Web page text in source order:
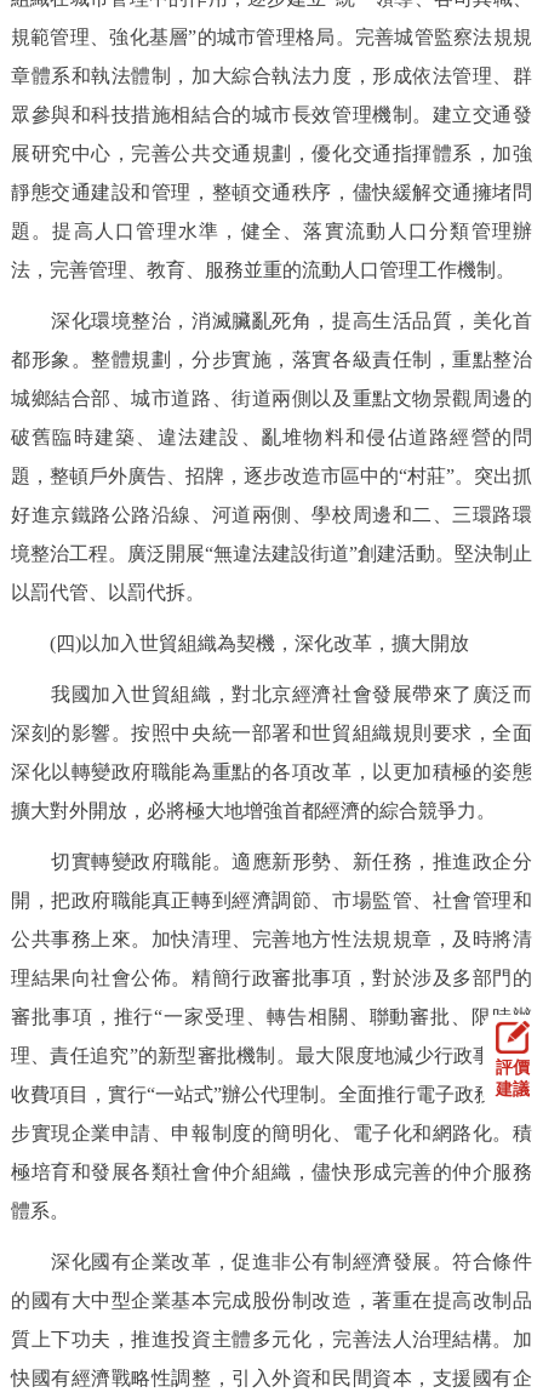
規範管理、強化基層”的城市管理格局。完善城管監察法規規
章體系和執法體制，加大綜合執法力度，形成依法管理、群
眾參與和科技措施相結合的城市長效管理機制。建立交通發
展研究中心，完善公共交通規劃，優化交通指揮體系，加強
靜態交通建設和管理，整頓交通秩序，儘快緩解交通擁堵問
題。提高人口管理水準，健全、落實流動人口分類管理辦
法，完善管理、教育、服務並重的流動人口管理工作機制。
深化環境整治，消滅臟亂死角，提高生活品質，美化首
都形象。整體規劃，分步實施，落實各級責任制，重點整治
城鄉結合部、城市道路、街道兩側以及重點文物景觀周邊的
破舊臨時建築、違法建設、亂堆物料和侵佔道路經營的問
題，整頓戶外廣告、招牌，逐步改造市區中的“村莊”。突出抓
好進京鐵路公路沿線、河道兩側、學校周邊和二、三環路環
境整治工程。廣泛開展“無違法建設街道”創建活動。堅決制止
以罰代管、以罰代拆。
(四)以加入世貿組織為契機，深化改革，擴大開放
我國加入世貿組織，對北京經濟社會發展帶來了廣泛而
深刻的影響。按照中央統一部署和世貿組織規則要求，全面
深化以轉變政府職能為重點的各項改革，以更加積極的姿態
擴大對外開放，必將極大地增強首都經濟的綜合競爭力。
切實轉變政府職能。適應新形勢、新任務，推進政企分
開，把政府職能真正轉到經濟調節、市場監管、社會管理和
公共事務上來。加快清理、完善地方性法規規章，及時將清
理結果向社會公佈。精簡行政審批事項，對於涉及多部門的
審批事項，推行“一家受理、轉告相關、聯動審批、限時辦
理、責任追究”的新型審批機制。最大限度地減少行政事業性
收費項目，實行“一站式”辦公代理制。全面推行電子政務，逐
步實現企業申請、申報制度的簡明化、電子化和網路化。積
極培育和發展各類社會仲介組織，儘快形成完善的仲介服務
體系。
深化國有企業改革，促進非公有制經濟發展。符合條件
的國有大中型企業基本完成股份制改造，著重在提高改制品
質上下功夫，推進投資主體多元化，完善法人治理結構。加
快國有經濟戰略性調整，引入外資和民間資本，支援國有企
評價
建議